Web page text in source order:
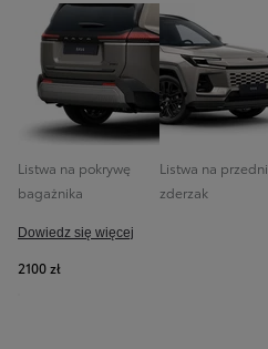
Listwa na pokrywę
bagażnika
Listwa na przedni
zderzak
Dowiedz się więcej
2100 zł